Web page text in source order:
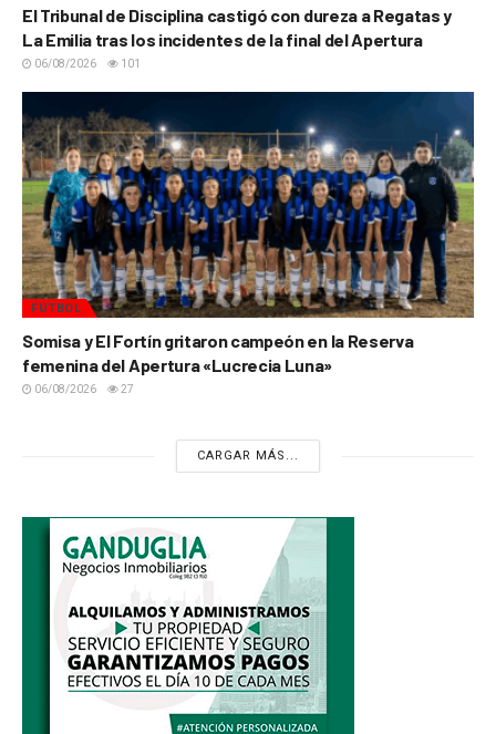
El Tribunal de Disciplina castigó con dureza a Regatas y
La Emilia tras los incidentes de la final del Apertura
06/08/2026 101
FÚTBOL
Somisa y El Fortín gritaron campeón en la Reserva
femenina del Apertura «Lucrecia Luna»
06/08/2026 27
CARGAR MÁS...